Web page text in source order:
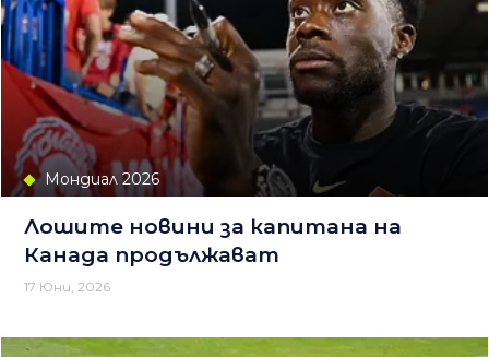
Мондиал 2026
Лошите новини за капитана на
Канада продължават
17 Юни, 2026